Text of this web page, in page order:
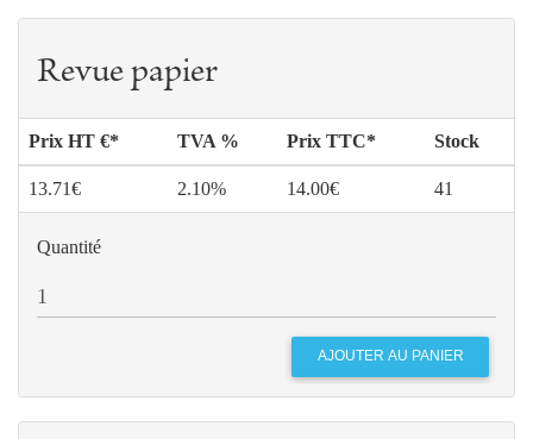
Revue papier
Prix HT €* TVA % Prix TTC* Stock
13.71€ 2.10% 14.00€ 41
Quantité